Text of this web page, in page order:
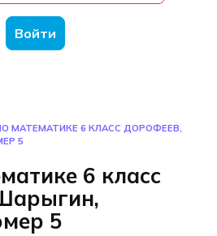
Войти
МАТЕМАТИКЕ 6 КЛАСС ДОРОФЕЕВ,
5
6 класс
5